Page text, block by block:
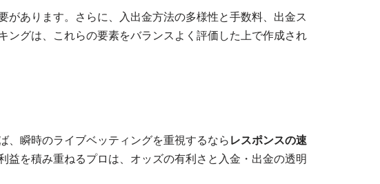
があります。さらに、入出金方法の多様性と手数料、出金ス
ングは、これらの要素をバランスよく評価した上で作成され
、瞬時のライブベッティングを重視するなら レスポンスの速
を積み重ねるプロは、オッズの有利さと入金・出金の透明